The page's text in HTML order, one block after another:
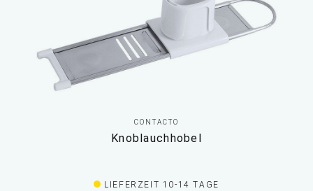
CONTACTO
Knoblauchhobel
LIEFERZEIT 10-14 TAGE